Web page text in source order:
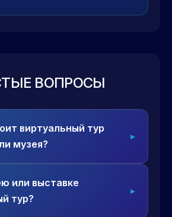
ВОПРОСЫ
виртуальный тур
музея?
или выставке
тур?